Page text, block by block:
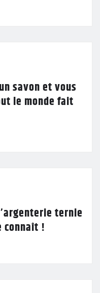
savon et vous
le monde fait
ternie
connaît !